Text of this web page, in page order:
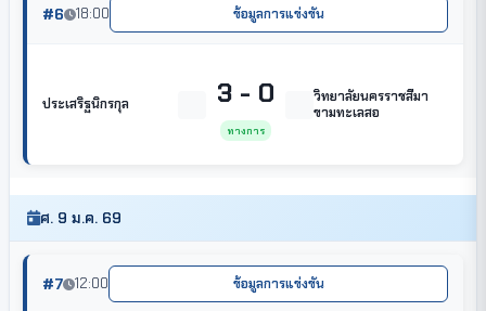
#6 18:00 ข้อมูลการแข่งขัน
ประเสริฐนิกรกุล 3 - 0
ทางการ
วิทยาลัยนครราชสีมา
ขามทะเลสอ
ศ. 9 ม.ค. 69
#7 12:00 ข้อมูลการแข่งขัน